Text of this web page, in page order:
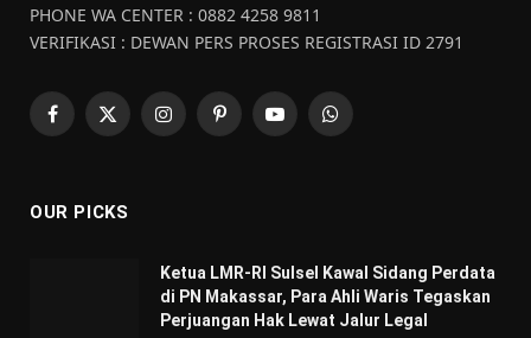
PHONE WA CENTER : 0882 4258 9811
VERIFIKASI : DEWAN PERS PROSES REGISTRASI ID 2791
Facebook
X
InstagramPinterestYouTubeWhatsApp
OUR PICKS
Ketua LMR-RI Sulsel Kawal Sidang Perdata
di PN Makassar, Para Ahli Waris Tegaskan
Perjuangan Hak Lewat Jalur Legal